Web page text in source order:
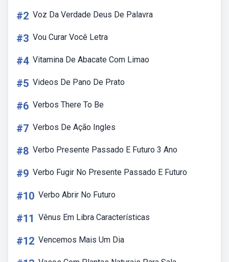
#2 Voz Da Verdade Deus De Palavra
#3 Vou Curar Você Letra
#4 Vitamina De Abacate Com Limao
#5 Videos De Pano De Prato
#6 Verbos There To Be
#7 Verbos De Ação Ingles
#8 Verbo Presente Passado E Futuro 3 Ano
#9 Verbo Fugir No Presente Passado E Futuro
#10 Verbo Abrir No Futuro
#11 Vênus Em Libra Características
#12 Vencemos Mais Um Dia